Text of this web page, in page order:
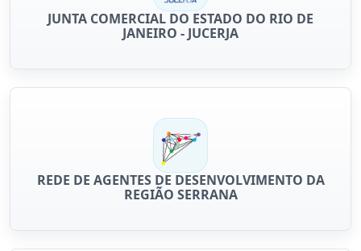
JUNTA COMERCIAL DO ESTADO DO RIO DE
JANEIRO - JUCERJA
REDE DE AGENTES DE DESENVOLVIMENTO DA
REGIÃO SERRANA